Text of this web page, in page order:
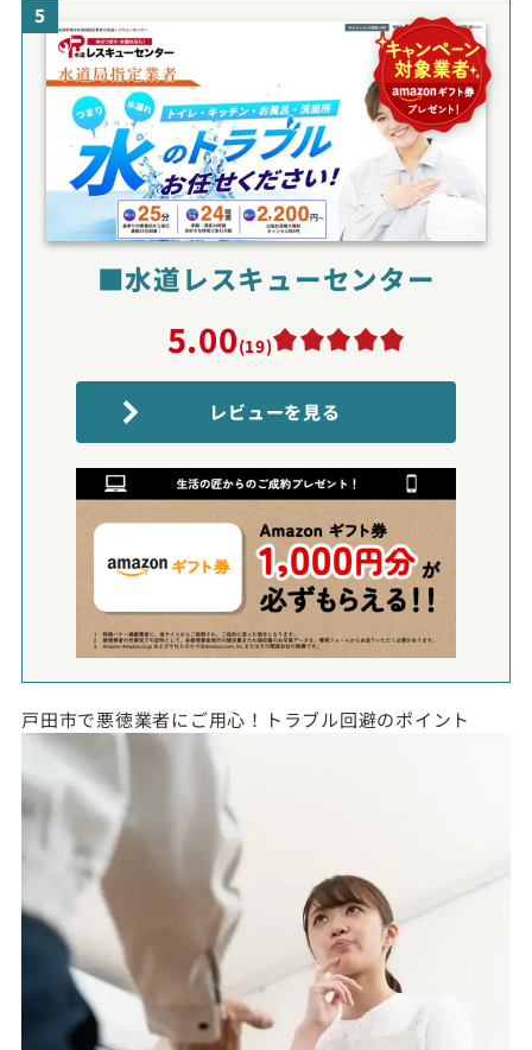
5
■水道レスキューセンター
5.00(19)
レビューを見る
戸田市で悪徳業者にご用心！トラブル回避のポイント